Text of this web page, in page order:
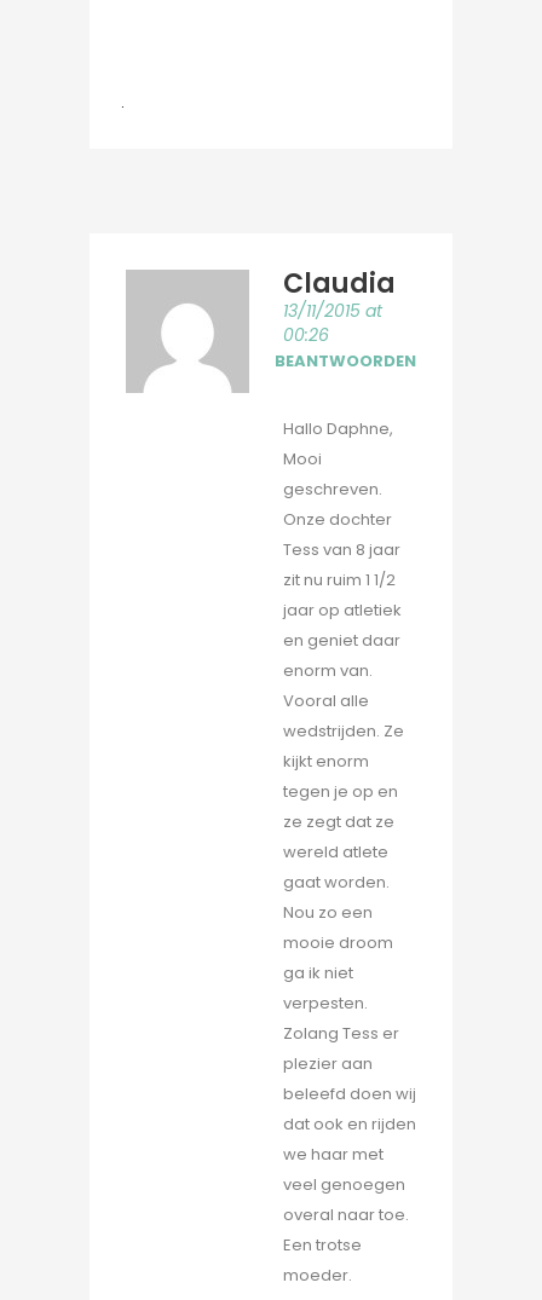
.
Claudia
13/11/2015 at
00:26
BEANTWOORDEN
Hallo Daphne,
Mooi
geschreven.
Onze dochter
Tess van 8 jaar
zit nu ruim 1 1/2
jaar op atletiek
en geniet daar
enorm van.
Vooral alle
wedstrijden. Ze
kijkt enorm
tegen je op en
ze zegt dat ze
wereld atlete
gaat worden.
Nou zo een
mooie droom
ga ik niet
verpesten.
Zolang Tess er
plezier aan
beleefd doen wij
dat ook en rijden
we haar met
veel genoegen
overal naar toe.
Een trotse
moeder.